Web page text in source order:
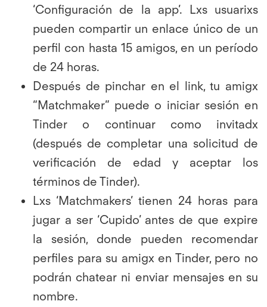
‘Configuración de la app’. Lxs usuarixs
pueden compartir un enlace único de un
perfil con hasta 15 amigos, en un período
de 24 horas.
Después de pinchar en el link, tu amigx
“Matchmaker” puede o iniciar sesión en
Tinder o continuar como invitadx
(después de completar una solicitud de
verificación de edad y aceptar los
términos de Tinder).
Lxs ‘Matchmakers’ tienen 24 horas para
jugar a ser ‘Cupido’ antes de que expire
la sesión, donde pueden recomendar
perfiles para su amigx en Tinder, pero no
podrán chatear ni enviar mensajes en su
nombre.